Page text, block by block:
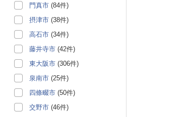
門真市 (84件)
摂津市 (38件)
高石市 (34件)
藤井寺市 (42件)
東大阪市 (306件)
泉南市 (25件)
四條畷市 (50件)
交野市 (46件)